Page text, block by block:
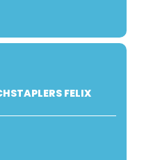
FELIX